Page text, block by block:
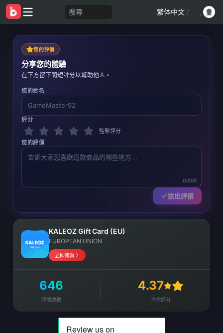
搜尋 繁体中文 /
您的評價
分享您的體驗
在下方留下簡短評分以幫助他人。
您的姓名
評分
點擊評分
您的評價
0/500
送出評價
KALEOZ Gift Card (EU)
EUROPEAN UNION
立即購買
646
評價總數
4.37
平均評分